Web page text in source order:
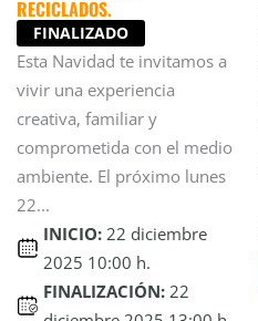
RECICLADOS.
FINALIZADO
Esta Navidad te invitamos a
vivir una experiencia
creativa, familiar y
comprometida con el medio
ambiente. El próximo lunes
22...
INICIO: 22 diciembre
2025 10:00 h.
FINALIZACIÓN: 22